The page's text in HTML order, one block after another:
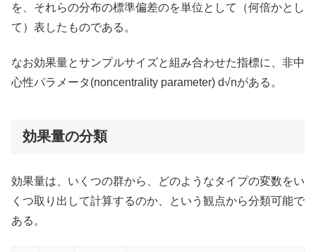
を、それらの分布の標準偏差のを単位として（何倍かとし
て）表したものである。
なお効果量とサンプルサイズと組み合わせた指標に、非中
心性パラメータ(noncentrality parameter) d√nがある。
効果量の分類
効果量は、いくつの群から、どのようなタイプの変数をい
くつ取り出して計算するのか、という観点から分類可能で
ある。